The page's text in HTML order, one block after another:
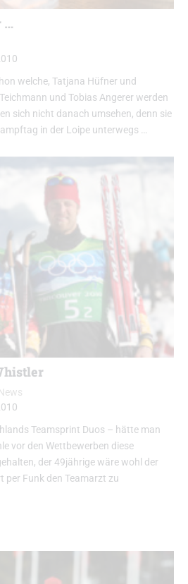
…
welche, Tatjana Hüfner und
und Tobias Angerer werden
sich nicht danach umsehen, denn sie
in der Loipe unterwegs …
Teamsprint Duos – hätte man
vor den Wettbewerben diese
der 49jährige wäre wohl der
per Funk den Teamarzt zu